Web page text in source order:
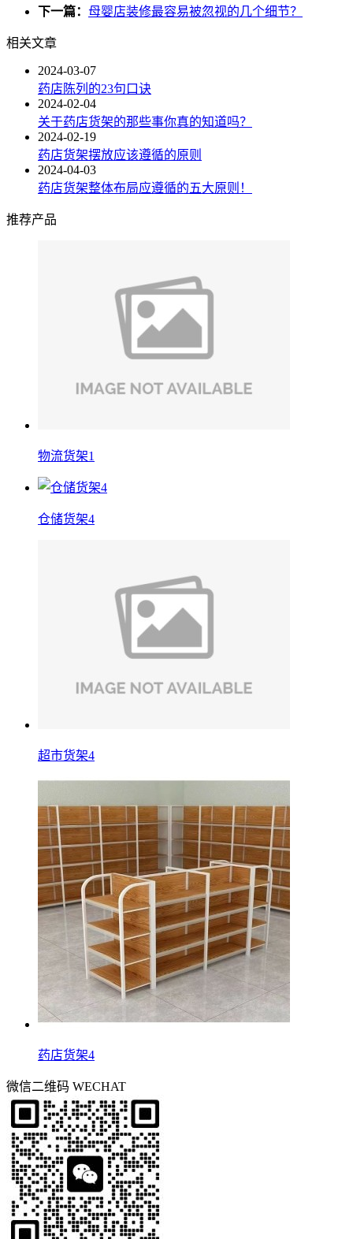
下一篇： 母婴店装修最容易被忽视的几个细节？
相关文章
2024-03-07
药店陈列的23句口诀
2024-02-04
关于药店货架的那些事你真的知道吗？
2024-02-19
药店货架摆放应该遵循的原则
2024-04-03
药店货架整体布局应遵循的五大原则！
推荐产品
物流货架1
仓储货架4
超市货架4
药店货架4
微信二维码 WECHAT